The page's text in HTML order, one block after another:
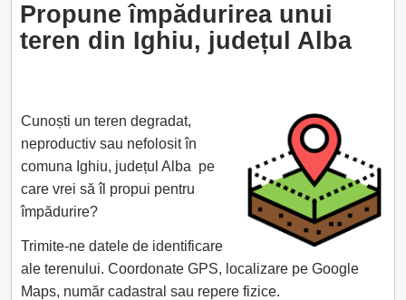
Propune împădurirea unui
teren din Ighiu, județul Alba
Cunoști un teren degradat,
neproductiv sau nefolosit în
comuna Ighiu, județul Alba pe
care vrei să îl propui pentru
împădurire?
Trimite-ne datele de identificare
ale terenului. Coordonate GPS, localizare pe Google
Maps, număr cadastral sau repere fizice.